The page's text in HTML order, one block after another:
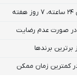
صورت عدم رضایت
برترین برندها
کمترین زمان ممکن